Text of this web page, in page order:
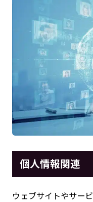
個人情報関連
ウェブサイトやサー